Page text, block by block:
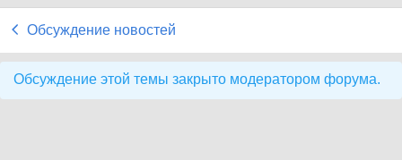
Обсуждение новостей
Обсуждение этой темы закрыто модератором форума.